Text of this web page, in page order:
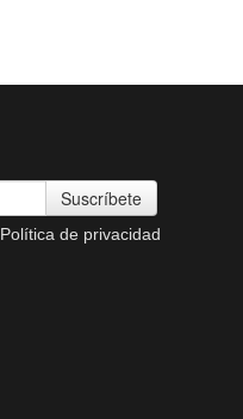
Suscríbete
Política de privacidad